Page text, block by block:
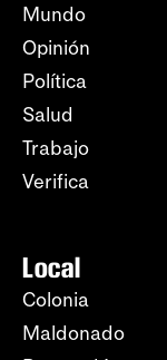
Mundo
Opinión
Política
Salud
Trabajo
Verifica
Local
Colonia
Maldonado